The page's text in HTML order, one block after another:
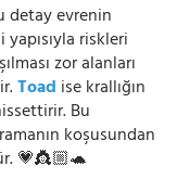
detay evrenin
riskleri
zor alanları
Toad ise krallığın
Bu
koşusundan
💗👸🏼🐢